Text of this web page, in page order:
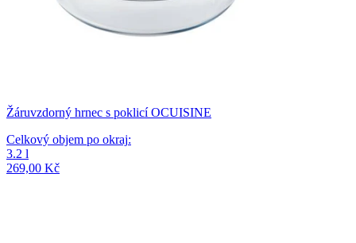
Žáruvzdorný hrnec s poklicí OCUISINE
Celkový objem po okraj:
3.2 l
269,00 Kč